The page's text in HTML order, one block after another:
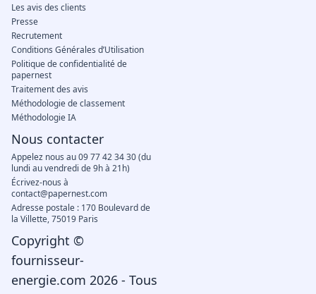
Les avis des clients
Presse
Recrutement
Conditions Générales d’Utilisation
Politique de confidentialité de
papernest
Traitement des avis
Méthodologie de classement
Méthodologie IA
Nous contacter
Appelez nous au 09 77 42 34 30 (du
lundi au vendredi de 9h à 21h)
Écrivez-nous à
contact@papernest.com
Adresse postale : 170 Boulevard de
la Villette, 75019 Paris
Copyright ©
fournisseur-
energie.com 2026 - Tous